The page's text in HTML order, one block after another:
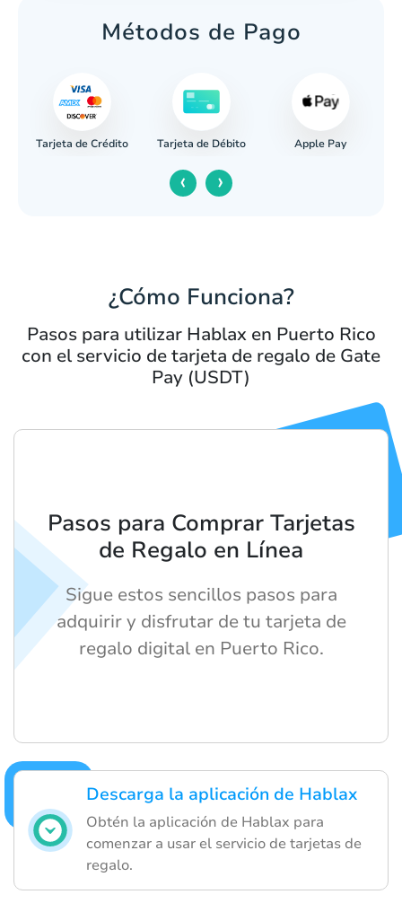
Métodos de Pago
Tarjeta de Crédito Tarjeta de Débito Apple Pay
‹ ›
¿Cómo Funciona?
Pasos para utilizar Hablax en Puerto Rico
con el servicio de tarjeta de regalo de Gate
Pay (USDT)
Descarga la aplicación de Hablax
Obtén la aplicación de Hablax para
comenzar a usar el servicio de tarjetas de
regalo.
Pasos para Comprar Tarjetas
de Regalo en Línea
Sigue estos sencillos pasos para
adquirir y disfrutar de tu tarjeta de
regalo digital en Puerto Rico.